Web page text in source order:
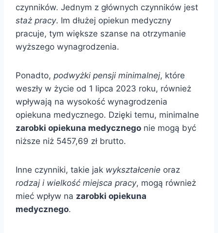
czynników. Jednym z głównych czynników jest
staż pracy. Im dłużej opiekun medyczny
pracuje, tym większe szanse na otrzymanie
wyższego wynagrodzenia.
Ponadto, podwyżki pensji minimalnej, które
weszły w życie od 1 lipca 2023 roku, również
wpływają na wysokość wynagrodzenia
opiekuna medycznego. Dzięki temu, minimalne
zarobki opiekuna medycznego nie mogą być
niższe niż 5457,69 zł brutto.
Inne czynniki, takie jak wykształcenie oraz
rodzaj i wielkość miejsca pracy, mogą również
mieć wpływ na zarobki opiekuna
medycznego.